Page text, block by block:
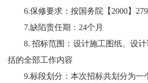
6.保修要求：按国务院【2000】
7.缺陷责任期：24个月
8. 招标范围：设计施工图纸、设
括的全部工作内容
9.标段划分：本次招标共划分为一